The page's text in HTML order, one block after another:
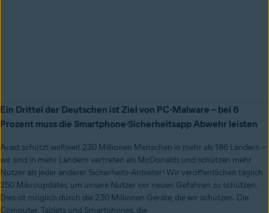
Ein Drittel der Deutschen ist Ziel von PC-Malware – bei 6
Prozent muss die Smartphone-Sicherheitsapp Abwehr leisten
Avast schützt weltweit 230 Millionen Menschen in mehr als 186 Ländern –
wir sind in mehr Ländern vertreten als McDonalds und schützen mehr
Nutzer als jeder anderer Sicherheits-Anbieter! Wir veröffentlichen täglich
250 Mikroupdates, um unsere Nutzer vor neuen Gefahren zu schützen.
Dies ist möglich durch die 230 Millionen Geräte, die wir schützen. Die
Computer, Tablets und Smartphones, die